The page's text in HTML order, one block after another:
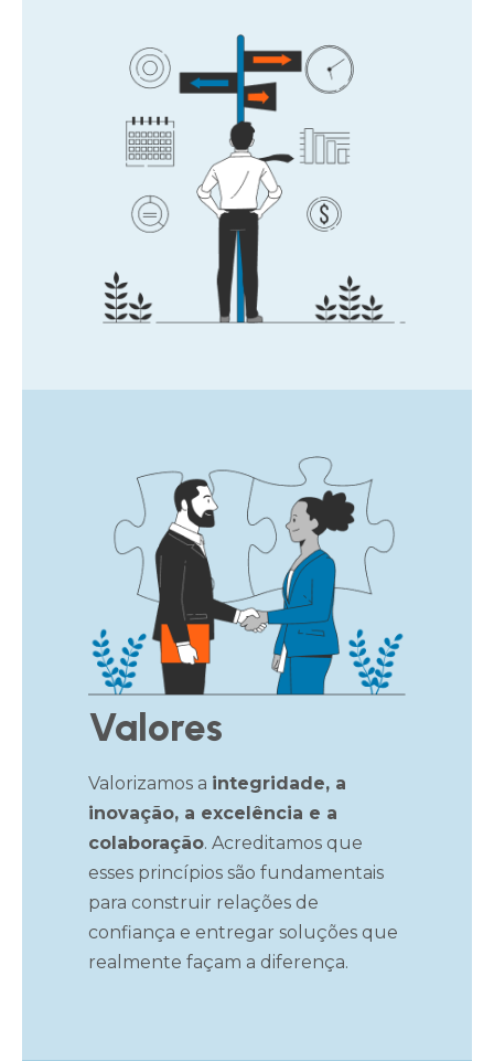
Valores
Valorizamos a integridade, a
inovação, a excelência e a
colaboração. Acreditamos que
esses princípios são fundamentais
para construir relações de
confiança e entregar soluções que
realmente façam a diferença.